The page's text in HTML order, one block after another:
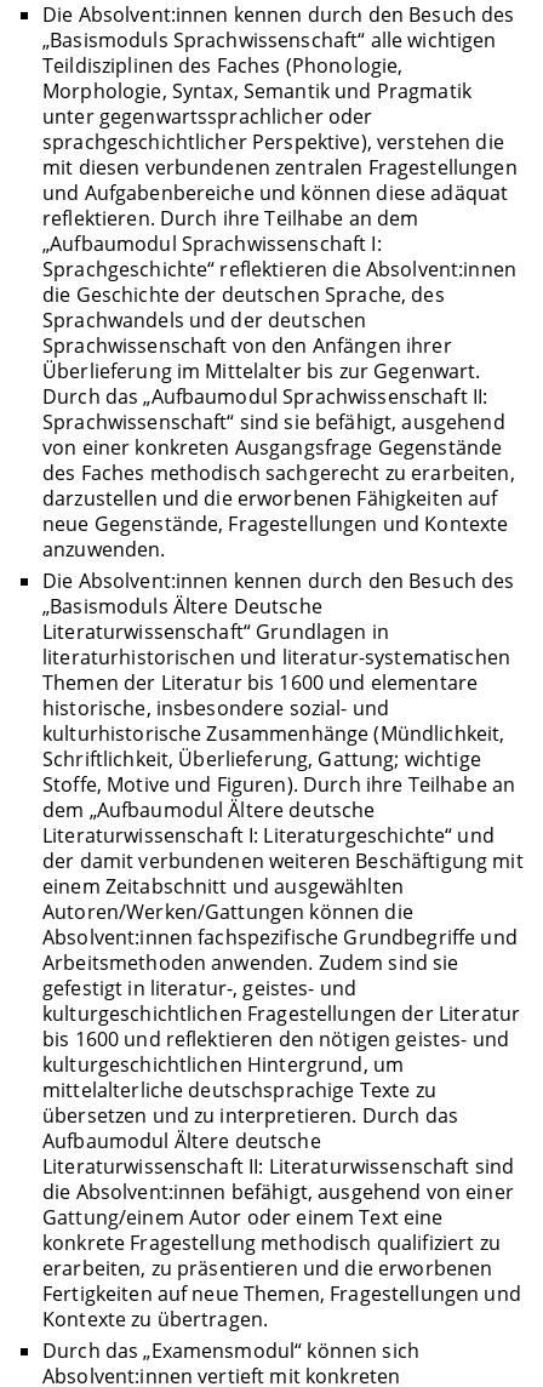
Die Absolvent:innen kennen durch den Besuch des
„Basismoduls Sprachwissenschaft“ alle wichtigen
Teildisziplinen des Faches (Phonologie,
Morphologie, Syntax, Semantik und Pragmatik
unter gegenwartssprachlicher oder
sprachgeschichtlicher Perspektive), verstehen die
mit diesen verbundenen zentralen Fragestellungen
und Aufgabenbereiche und können diese adäquat
reflektieren. Durch ihre Teilhabe an dem
„Aufbaumodul Sprachwissenschaft I:
Sprachgeschichte“ reflektieren die Absolvent:innen
die Geschichte der deutschen Sprache, des
Sprachwandels und der deutschen
Sprachwissenschaft von den Anfängen ihrer
Überlieferung im Mittelalter bis zur Gegenwart.
Durch das „Aufbaumodul Sprachwissenschaft II:
Sprachwissenschaft“ sind sie befähigt, ausgehend
von einer konkreten Ausgangsfrage Gegenstände
des Faches methodisch sachgerecht zu erarbeiten,
darzustellen und die erworbenen Fähigkeiten auf
neue Gegenstände, Fragestellungen und Kontexte
anzuwenden.
Die Absolvent:innen kennen durch den Besuch des
„Basismoduls Ältere Deutsche
Literaturwissenschaft“ Grundlagen in
literaturhistorischen und literatur-systematischen
Themen der Literatur bis 1600 und elementare
historische, insbesondere sozial- und
kulturhistorische Zusammenhänge (Mündlichkeit,
Schriftlichkeit, Überlieferung, Gattung; wichtige
Stoffe, Motive und Figuren). Durch ihre Teilhabe an
dem „Aufbaumodul Ältere deutsche
Literaturwissenschaft I: Literaturgeschichte“ und
der damit verbundenen weiteren Beschäftigung mit
einem Zeitabschnitt und ausgewählten
Autoren/Werken/Gattungen können die
Absolvent:innen fachspezifische Grundbegriffe und
Arbeitsmethoden anwenden. Zudem sind sie
gefestigt in literatur-, geistes- und
kulturgeschichtlichen Fragestellungen der Literatur
bis 1600 und reflektieren den nötigen geistes- und
kulturgeschichtlichen Hintergrund, um
mittelalterliche deutschsprachige Texte zu
übersetzen und zu interpretieren. Durch das
Aufbaumodul Ältere deutsche
Literaturwissenschaft II: Literaturwissenschaft sind
die Absolvent:innen befähigt, ausgehend von einer
Gattung/einem Autor oder einem Text eine
konkrete Fragestellung methodisch qualifiziert zu
erarbeiten, zu präsentieren und die erworbenen
Fertigkeiten auf neue Themen, Fragestellungen und
Kontexte zu übertragen.
Durch das „Examensmodul“ können sich
Absolvent:innen vertieft mit konkreten